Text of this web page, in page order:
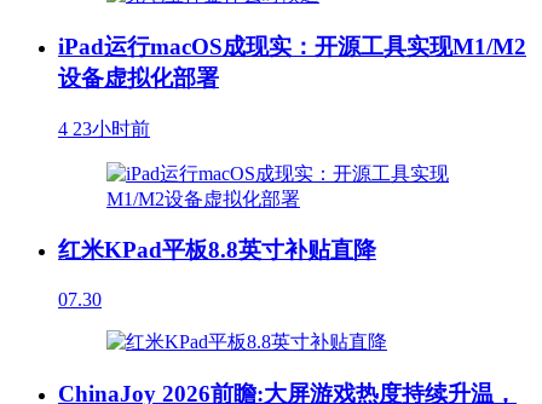
iPad运行macOS成现实：开源工具实现M1/M2
设备虚拟化部署
4 23小时前
红米KPad平板8.8英寸补贴直降
07.30
ChinaJoy 2026前瞻:大屏游戏热度持续升温，